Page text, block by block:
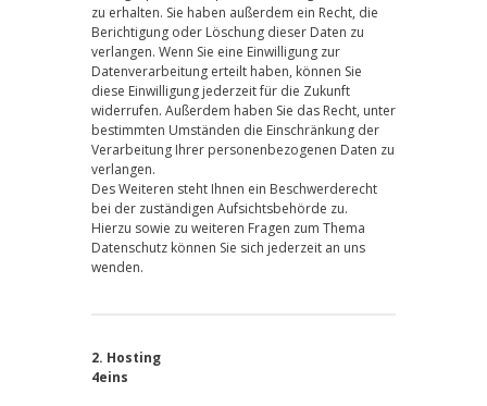
zu erhalten. Sie haben außerdem ein Recht, die
Berichtigung oder Löschung dieser Daten zu
verlangen. Wenn Sie eine Einwilligung zur
Datenverarbeitung erteilt haben, können Sie
diese Einwilligung jederzeit für die Zukunft
widerrufen. Außerdem haben Sie das Recht, unter
bestimmten Umständen die Einschränkung der
Verarbeitung Ihrer personenbezogenen Daten zu
verlangen.
Des Weiteren steht Ihnen ein Beschwerderecht
bei der zuständigen Aufsichtsbehörde zu.
Hierzu sowie zu weiteren Fragen zum Thema
Datenschutz können Sie sich jederzeit an uns
wenden.
2. Hosting
4eins